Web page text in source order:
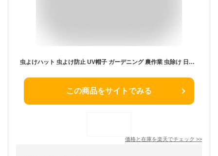
虫よけハット 虫よけ防止 UV帽子 ガーデニング 農作業 虫除け 日よけ メッシュ付 クールマックス虫除けハット ツバ広 虫よけ 日焼け防止 登山 虫の侵入を防ぐ ハチよけ 蚊避け 顔 ネット 蜂除け 通気性 母の日 頭囲55〜58cm コジット
この商品をサイトでみる
価格と在庫を楽天でチェック >>